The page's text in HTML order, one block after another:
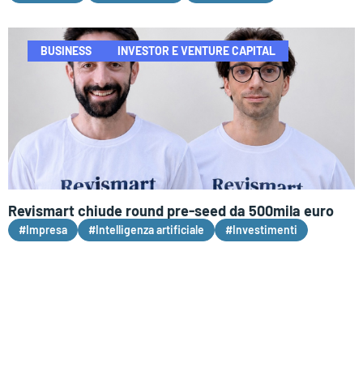
BUSINESS INVESTOR E VENTURE CAPITAL
Revismart chiude round pre-seed da 500mila euro
#Impresa #Intelligenza artificiale #Investimenti